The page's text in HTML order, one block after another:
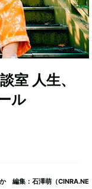
室 人生、
ル
編集：石澤萌（